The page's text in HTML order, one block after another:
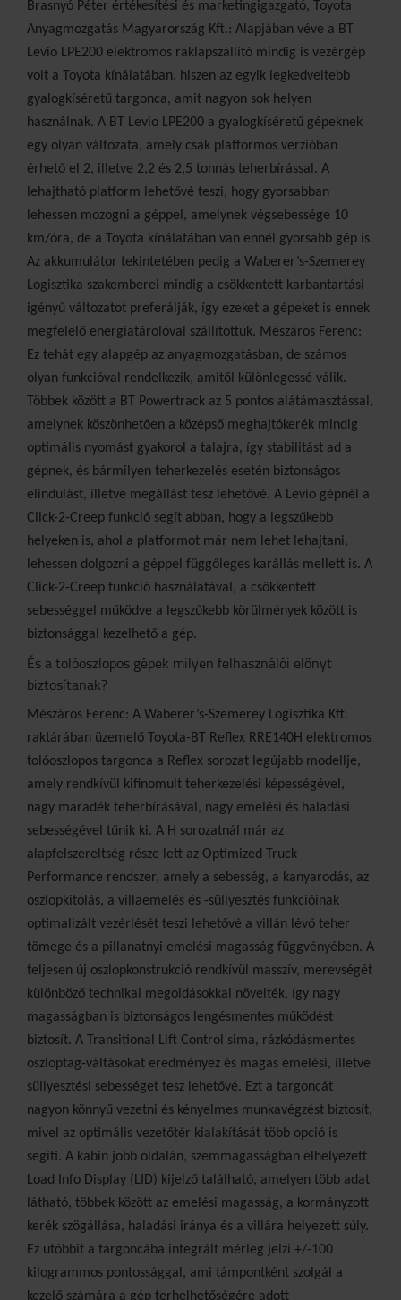
Brasnyó Péter értékesítési és marketingigazgató, Toyota
Anyagmozgatás Magyarország Kft.: Alapjában véve a BT
Levio LPE200 elektromos raklapszállító mindig is vezérgép
volt a Toyota kínálatában, hiszen az egyik legkedveltebb
gyalogkíséretű targonca, amit nagyon sok helyen
használnak. A BT
Levio LPE200 a gyalogkíséretű gépeknek
egy olyan változata, amely csak platformos verzióban
érhető el 2, illetve 2,2 és 2,5 tonnás teherbírással. A
lehajtható platform lehetővé teszi, hogy gyorsabban
lehessen mozogni a géppel, amelynek végsebessége 10
km/óra, de a Toyota kínálatában van ennél gyorsabb gép is.
Az akkumulátor tekintetében pedig a Waberer’s-Szemerey
Logisztika szakemberei mindig a csökkentett karbantartási
igényű változatot preferálják, így ezeket a gépeket is ennek
megfelelő energiatárolóval szállítottuk. Mészáros Ferenc:
Ez tehát egy alapgép az anyagmozgatásban, de számos
olyan funkcióval rendelkezik, amitől különlegessé válik.
Többek között a BT Powertrack az 5 pontos alátámasztással,
amelynek köszönhetően a középső meghajtókerék mindig
optimális nyomást gyakorol a talajra, így stabilitást ad a
gépnek, és bármilyen teherkezelés esetén biztonságos
elindulást, illetve megállást tesz lehetővé. A Levio gépnél a
Click-2-Creep funkció segít abban, hogy a legszűkebb
helyeken is, ahol a platformot már nem lehet lehajtani,
lehessen dolgozni a géppel függőleges karállás mellett is. A
Click-2-Creep funkció használatával, a csökkentett
sebességgel működve a legszűkebb körülmények között is
biztonsággal kezelhető a gép.
És a tolóoszlopos gépek milyen felhasználói előnyt
biztosítanak?
Mészáros Ferenc: A Waberer’s-Szemerey Logisztika Kft.
raktárában üzemelő Toyota-BT Reflex RRE140H elektromos
tolóoszlopos targonca a Reflex sorozat legújabb modellje,
amely rendkívül kifinomult teherkezelési képességével,
nagy maradék teherbírásával, nagy emelési és haladási
sebességével tűnik ki. A H sorozatnál már az
alapfelszereltség része lett az Optimized Truck
Performance rendszer, amely a sebesség, a kanyarodás, az
oszlopkitolás, a villaemelés és -süllyesztés funkcióinak
optimalizált vezérlését teszi lehetővé a villán lévő teher
tömege és a pillanatnyi emelési magasság függvényében. A
teljesen új oszlopkonstrukció rendkívül masszív, merevségét
különböző technikai megoldásokkal növelték, így nagy
magasságban is biztonságos lengésmentes működést
biztosít. A Transitional Lift Control sima, rázkódásmentes
oszloptag-váltásokat eredményez és magas emelési, illetve
süllyesztési sebességet tesz lehetővé. Ezt a targoncát
nagyon könnyű vezetni és kényelmes munkavégzést biztosít,
mivel az optimális vezetőtér kialakítását több opció is
segíti. A kabin jobb oldalán, szemmagasságban elhelyezett
Load Info Display (LID) kijelző található, amelyen több adat
látható, többek között az emelési magasság, a kormányzott
kerék szögállása, haladási iránya és a villára helyezett súly.
Ez utóbbit a targoncába integrált mérleg jelzi +/-100
kilogrammos pontossággal, ami támpontként szolgál
a
kezelő számára a gép terhelhetőségére adott